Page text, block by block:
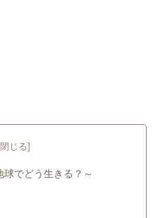
でどう生きる？～